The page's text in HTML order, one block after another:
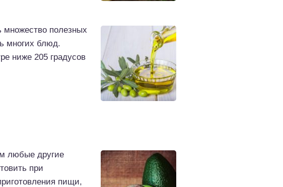
множество полезных
многих блюд.
ниже 205 градусов
любые другие
при
пищи,